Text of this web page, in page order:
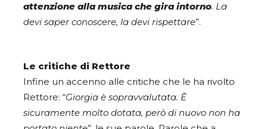
attenzione alla musica che gira intorno. La
devi saper conoscere, la devi rispettare”.
Le critiche di Rettore
Infine un accenno alle critiche che le ha rivolto
Rettore: “Giorgia è sopravvalutata. È
sicuramente molto dotata, però di nuovo non ha